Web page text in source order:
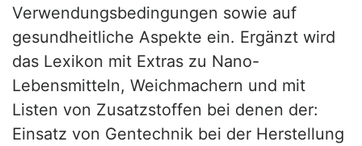
Verwendungsbedingungen sowie auf
gesundheitliche Aspekte ein. Ergänzt wird
das Lexikon mit Extras zu Nano-
Lebensmitteln, Weichmachern und mit
Listen von Zusatzstoffen bei denen der:
Einsatz von Gentechnik bei der Herstellung